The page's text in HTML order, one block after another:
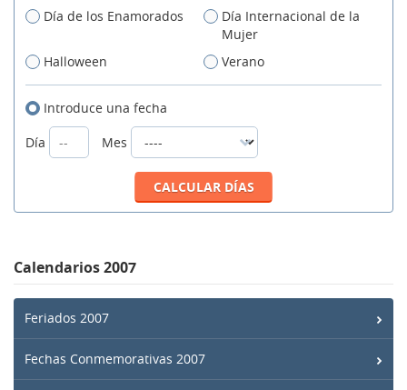
Día de los Enamorados
Día Internacional de la
Mujer
Halloween
Verano
Introduce una fecha
Día
Mes
Calendarios 2007
Feriados 2007
Fechas Conmemorativas 2007